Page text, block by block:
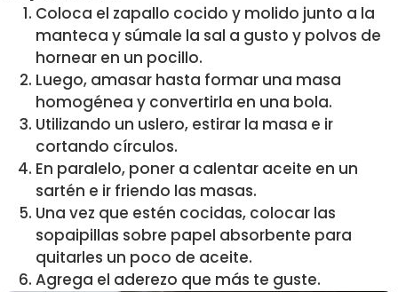
Coloca el zapallo cocido y molido junto a la
manteca y súmale la sal a gusto y polvos de
hornear en un pocillo.
Luego, amasar hasta formar una masa
homogénea y convertirla en una bola.
Utilizando un uslero, estirar la masa e ir
cortando círculos.
En paralelo, poner a calentar aceite en un
sartén e ir friendo las masas.
Una vez que estén cocidas, colocar las
sopaipillas sobre papel absorbente para
quitarles un poco de aceite.
Agrega el aderezo que más te guste.